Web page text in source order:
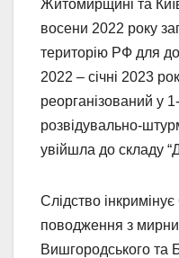
Житомирщині та
восени 2022 року
територію РФ для
2022 – січні 2023
реорганізований у
розвідувально-
увійшла до складу
Слідство
поводження з
Вишгородського та